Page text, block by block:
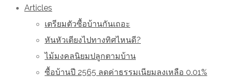
Articles
เตรียมตัวซื้อบ้านกันเถอะ
หันหัวเตียงไปทางทิศไหนดี?
ไม้มงคลนิยมปลูกตามบ้าน
ซื้อบ้านปี 2565 ลดค่าธรรมเนียมลงเหลือ 0.01%